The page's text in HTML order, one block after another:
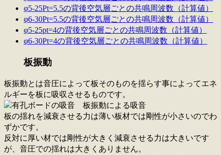
φ5-25Pt=5.5の背後空気層ごとの共鳴周波数（計算値）
φ6-30Pt=5.5の背後空気層ごとの共鳴周波数（計算値）
φ5-25pt=4の背後空気層ごとの共鳴周波数（計算値）
φ6-30Pt=4の背後空気層ごとの共鳴周波数（計算値）
板振動
板振動とは音圧によって板そのものを揺らす事によってエネ
ルギーを板に吸収させるものです。
板の揺れを減衰させる力は薄い板材では剛性が小さいのでわ
ずかです。
反対に厚い材では剛性が大きく減衰させる力は大きいです
が、音圧での揺れは大きくありません。